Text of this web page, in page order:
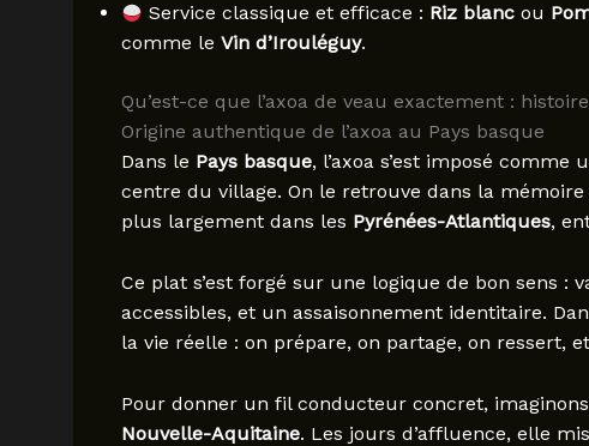
Service classique et efficace : Riz blancou
comme le Vin d’Irouléguy.
Qu’est-ce que l’axoa de veau exactement :
Origine authentique de l’axoa au Pays basque
Dans le Pays basque, l’axoa s’est imposé
centre du village. On le retrouve dans la
plus largement dans les Pyrénées-Atlantiques,
Ce plat s’est forgé sur une logique de bon sens :
accessibles, et un assaisonnement identitaire.
la vie réelle : on prépare, on partage, on ressert,
Pour donner un fil conducteur concret,
Nouvelle-Aquitaine. Les jours d’affluence, elle